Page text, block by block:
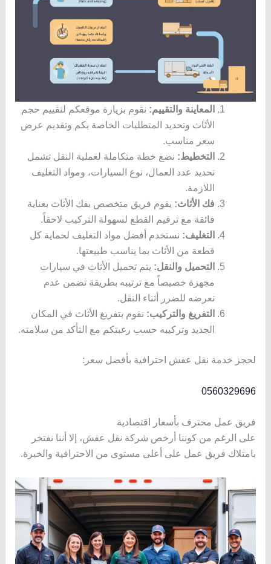
المعاينة والتقييم: نقوم بزيارة موقعكم لتقييم حجم
الأثاث وتحديد المتطلبات الخاصة بكم وتقديم عرض
سعر مناسب.
التخطيط: نضع خطة متكاملة لعملية النقل تشمل
تحديد عدد العمال، نوع السيارات، ومواد التغليف
اللازمة.
فك الأثاث: يقوم فريق متخصص بفك الأثاث بعناية
فائقة مع ترقيم القطع لسهولة التركيب لاحقاً.
التغليف: نستخدم أفضل مواد التغليف لحماية كل
قطعة من الأثاث بما يناسب طبيعتها.
التحميل والنقل: يتم تحميل الأثاث في سيارات
مجهزة خصيصاً مع ترتيبه بطريقة تضمن عدم
تعرضه للضرر أثناء النقل.
التفريغ والتركيب: نقوم بتفريغ الأثاث في المكان
الجديد وتركيبه حسب رغبتكم مع التأكد من سلامته.
لحجز خدمة نقل عفش احترافية بأفضل سعر:
0560329696
فريق عمل محترف بأسعار اقتصادية
على الرغم من كوننا أرخص شركة نقل عفش، إلا أننا نفتخر
بامتلاك فريق عمل على أعلى مستوى من الاحترافية والخبرة.